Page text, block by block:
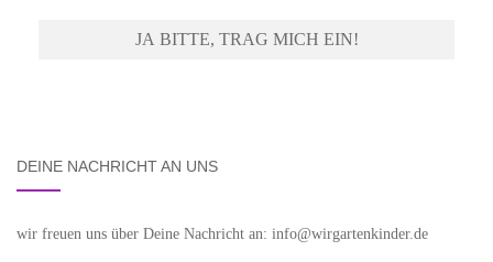
DEINE NACHRICHT AN UNS
wir freuen uns über Deine Nachricht an: info@wirgartenkinder.de